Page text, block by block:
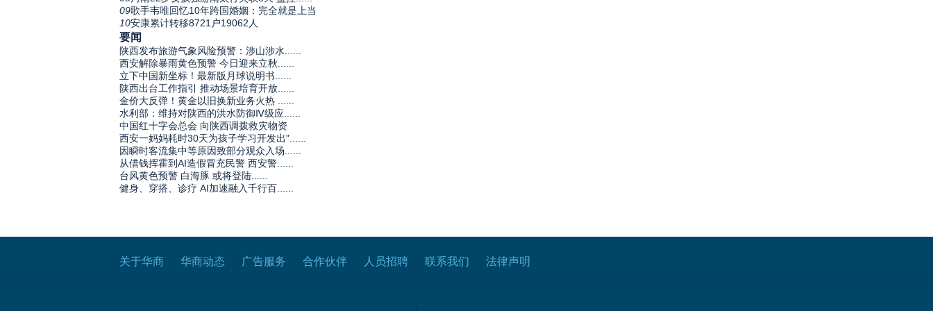
09歌手韦唯回忆10年跨国婚姻：完全就是上当
10安康累计转移8721户19062人
要闻
陕西发布旅游气象风险预警：涉山涉水......
西安解除暴雨黄色预警 今日迎来立秋......
立下中国新坐标！最新版月球说明书......
陕西出台工作指引 推动场景培育开放......
金价大反弹！黄金以旧换新业务火热 ......
水利部：维持对陕西的洪水防御Ⅳ级应......
中国红十字会总会 向陕西调拨救灾物资
西安一妈妈耗时30天为孩子学习开发出"......
因瞬时客流集中等原因致部分观众入场......
从借钱挥霍到AI造假冒充民警 西安警......
台风黄色预警 白海豚 或将登陆......
健身、穿搭、诊疗 AI加速融入千行百......
关于华商 华商动态 广告服务 合作伙伴 人员招聘 联系我们 法律声明